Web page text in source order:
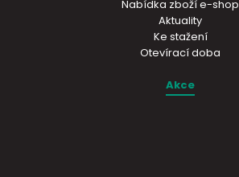
Nabídka zboží e-shop
Aktuality
Ke stažení
Otevírací doba
Akce